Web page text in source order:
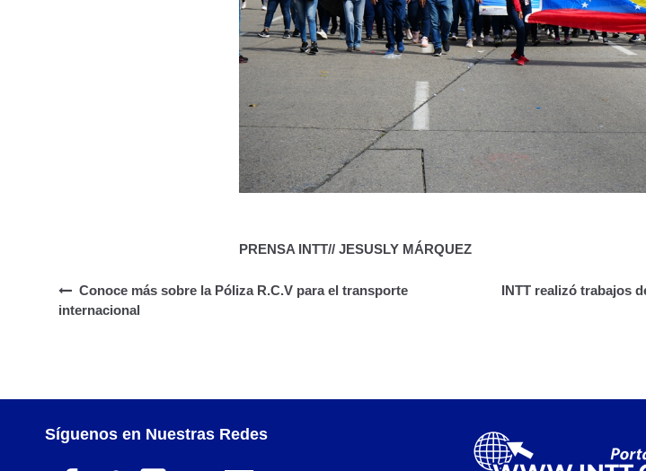
PRENSA INTT// JESUSLY MÁRQUEZ
Conoce más sobre la Póliza R.C.V para el transporte
internacional
INTT realizó trabajos
Síguenos en Nuestras Redes